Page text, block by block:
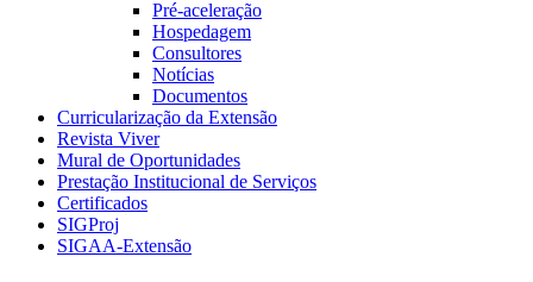
Pré-aceleração
Hospedagem
Consultores
Notícias
Documentos
Curricularização da Extensão
Revista Viver
Mural de Oportunidades
Prestação Institucional de Serviços
Certificados
SIGProj
SIGAA-Extensão